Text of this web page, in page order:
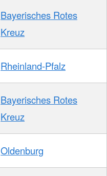
Bayerisches Rotes
Kreuz
Rheinland-Pfalz
Bayerisches Rotes
Kreuz
Oldenburg